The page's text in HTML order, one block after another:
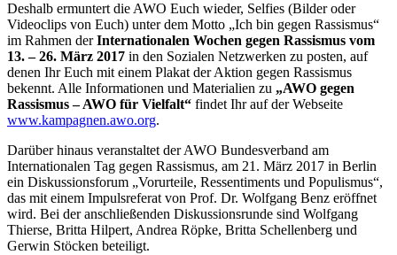
Deshalb ermuntert die AWO Euch wieder, Selfies (Bilder oder
Videoclips von Euch) unter dem Motto „Ich bin gegen Rassismus“
im Rahmen derInternationalen Wochen gegen Rassismus vom
13. – 26. März 2017 in den Sozialen Netzwerken zu posten, auf
denen Ihr Euch mit einem Plakat der Aktion gegen Rassismus
bekennt. Alle Informationen und Materialien zu „AWO gegen
Rassismus – AWO für Vielfalt“ findet Ihr auf der Webseite
www.kampagnen.awo.org.
Darüber hinaus veranstaltet der AWO Bundesverband am
Internationalen Tag gegen Rassismus, am 21. März 2017 in Berlin
ein Diskussionsforum „Vorurteile, Ressentiments und Populismus“,
das mit einem Impulsreferat von Prof. Dr. Wolfgang Benz eröffnet
wird. Bei der anschließenden Diskussionsrunde sind Wolfgang
Thierse, Britta Hilpert, Andrea Röpke, Britta Schellenberg und
Gerwin Stöcken beteiligt.